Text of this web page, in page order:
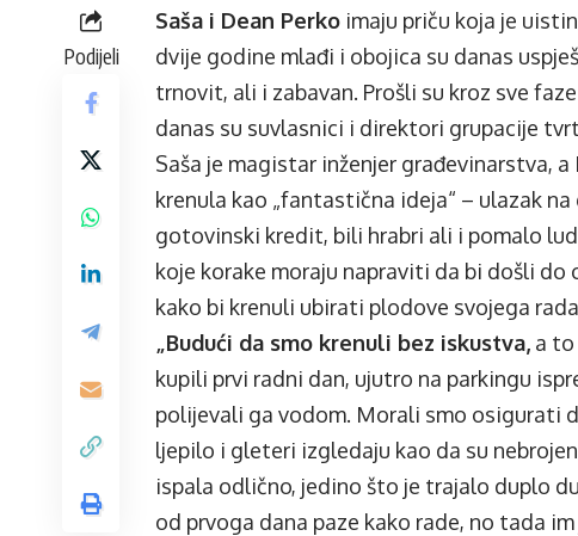
Podijeli
Saša i Dean Perko imaju priču koja je
dvije godine mlađi i obojica su danas
trnovit, ali i zabavan. Prošli su kroz sve
danas su suvlasnici i direktori grupacije
Saša je magistar inženjer građevinarstva,
krenula kao „fantastična ideja“ – ulazak
gotovinski kredit, bili hrabri ali i pomalo
koje korake moraju napraviti da bi došli do
kako bi krenuli ubirati plodove svojega
„Budući da smo krenuli bez iskustva, a to
kupili prvi radni dan, ujutro na parkingu
polijevali ga vodom. Morali smo osigurati
ljepilo i gleteri izgledaju kao da su
ispala odlično, jedino što je trajalo duplo
od prvoga dana paze kako rade, no tada